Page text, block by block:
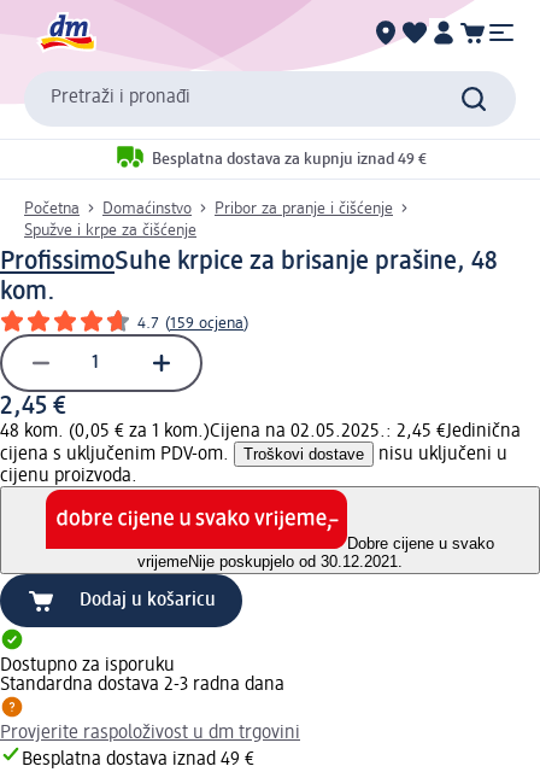
Pretraži i pronađi
Besplatna dostava za kupnju iznad 49 €
Početna Domaćinstvo
Pribor za pranje i čišćenje
Spužve i krpe za čišćenje
ProfissimoSuhe krpice za brisanje prašine, 48
kom.
4.7 (159 ocjena)
2,45 €
48 kom. (0,05 € za 1 kom.)Cijena na 02.05.2025.: 2,45 €Jedinična
cijena s uključenim PDV-om.
Troškovi dostave
nisu uključeni u
cijenu proizvoda.
Dobre cijene u svako
vrijemeNije poskupjelo od 30.12.2021.
Dodaj u košaricu
Dostupno za isporuku
Standardna dostava 2-3 radna dana
Provjerite raspoloživost u dm trgovini
Besplatna dostava iznad 49 €